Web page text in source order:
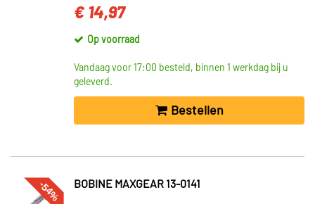
€ 14,97
Op voorraad
Vandaag voor 17:00 besteld, binnen 1 werkdag bij u
geleverd.
Bestellen
-54% BOBINE MAXGEAR 13-0141